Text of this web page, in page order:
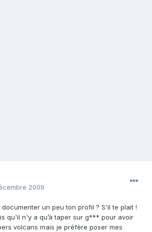
2009
un peu ton profil ? S'il te plait !
qu'il n'y a qu’à taper sur g*** pour avoir
volcans mais je préfère poser mes